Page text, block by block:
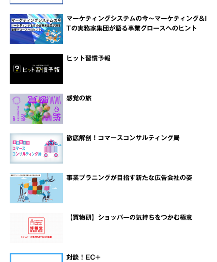
マーケティングシステムの今～マーケティング＆I
Tの実務家集団が語る事業グロースへのヒント
ヒット習慣予報
感覚の旅
徹底解剖！コマースコンサルティング局
事業プラニングが目指す新たな広告会社の姿
【買物研】ショッパーの気持ちをつかむ極意
対談！EC+